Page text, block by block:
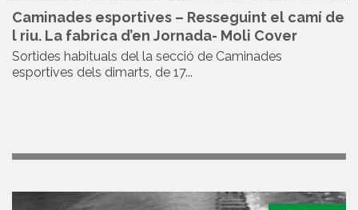
Caminades esportives – Resseguint el camí de
l riu. La fabrica d’en Jornada- Moli Cover
Sortides habituals del la secció de Caminades
esportives dels dimarts, de 17...